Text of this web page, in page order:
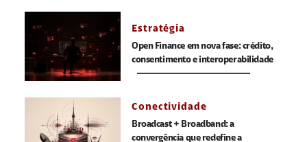
Estratégia
Open Finance em nova fase: crédito,
consentimento e interoperabilidade
Conectividade
Broadcast + Broadband: a
convergência que redefine a